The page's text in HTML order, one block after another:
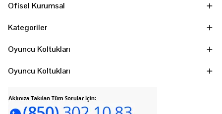
Ofisel Kurumsal
Kategoriler
Oyuncu Koltukları
Oyuncu Koltukları